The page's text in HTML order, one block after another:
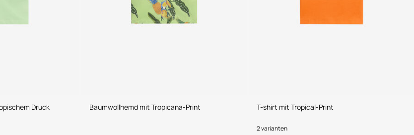
Druck Baumwollhemd mit Tropicana-Print T-shirt mit Tropical-Print
2 varianten